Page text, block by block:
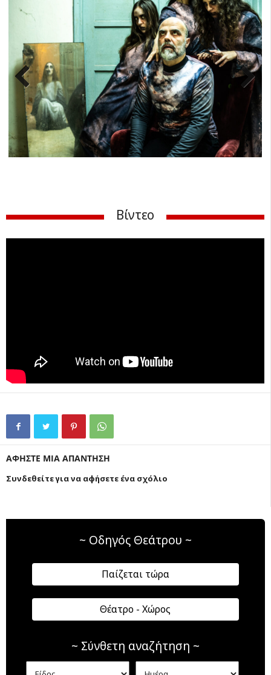
Previ
ous
Next
Βίντεο
ΑΦΗΣΤΕ ΜΙΑ ΑΠΑΝΤΗΣΗ
Συνδεθείτε για να αφήσετε ένα σχόλιο
~ Οδηγός Θεάτρου ~
Παίζεται τώρα
Θέατρο - Χώρος
~ Σύνθετη αναζήτηση ~